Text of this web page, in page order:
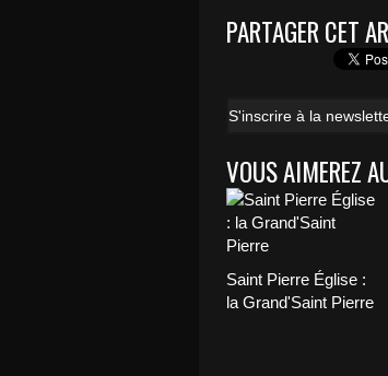
PARTAGER CET
S'inscrire à la
VOUS AIMEREZ
Saint Pierre Église :
la Grand'Saint Pierre